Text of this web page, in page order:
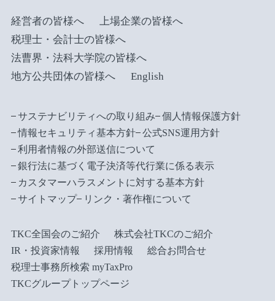
経営者の皆様へ
上場企業の皆様へ
税理士・会計士の皆様へ
法曹界・法科大学院の皆様へ
地方公共団体の皆様へ
English
サステナビリティへの取り組み
個人情報保護方針
情報セキュリティ基本方針
公式SNS運用方針
利用者情報の外部送信について
銀行法に基づく電子決済等代行業に係る表示
カスタマーハラスメントに対する基本方針
サイトマップ
リンク・著作権について
TKC全国会のご紹介
株式会社TKCのご紹介
IR・投資家情報
採用情報
総合お問合せ
税理士事務所検索 myTaxPro
TKCグループトップページ